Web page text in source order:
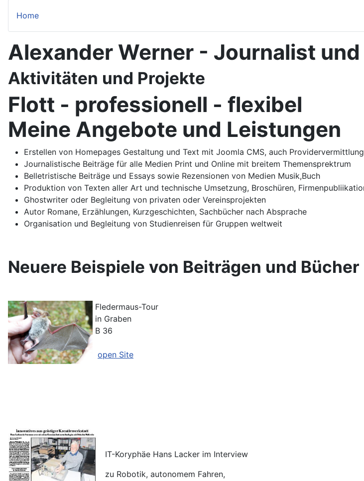
Home
Alexander Werner - Journalist
Aktivitäten und Projekte
Flott - professionell - flexibel
Meine Angebote und Leistungen
Erstellen von Homepages Gestaltung und Text mit Joomla CMS, auch
Journalistische Beiträge für alle Medien Print und Online mit breitem Themensprektrum
Belletristische Beiträge und Essays sowie Rezensionen von Medien Musik,Buch
Produktion von Texten aller Art und technische Umsetzung, Broschüren,
Ghostwriter oder Begleitung von privaten oder Vereinsprojekten
Autor Romane, Erzählungen, Kurzgeschichten, Sachbücher nach Absprache
Organisation und Begleitung von Studienreisen für Gruppen weltweit
Neuere Beispiele von Beiträgen und Bücher
Fledermaus-Tour
in Graben
B 36
open Site
IT-Koryphäe Hans Lacker im Interview
zu Robotik, autonomem Fahren,